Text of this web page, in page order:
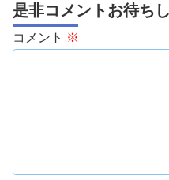
是非コメントお待ち
コメント ※